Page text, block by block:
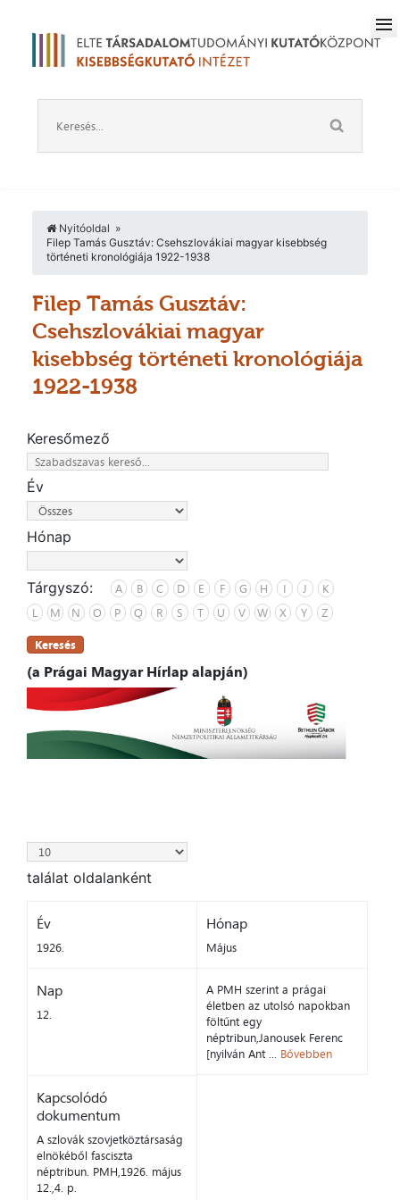
Nyitóoldal
Filep Tamás Gusztáv: Csehszlovákiai magyar kisebbség
történeti kronológiája 1922-1938
Filep Tamás Gusztáv:
Csehszlovákiai magyar
kisebbség történeti kronológiája
1922-1938
Keresőmező
Év
Hónap
Tárgyszó: A B C D E F G H I J
K
L
M N O P Q R S T U V W X Y Z
Keresés
(a Prágai Magyar Hírlap alapján)
találat oldalanként
Év
1926.
Hónap
Május
Nap
12.
A PMH szerint a prágai
életben az utolsó napokban
föltűnt egy
néptribun,Janousek Ferenc
[nyilván Ant ... Bővebben
Kapcsolódó
dokumentum
A szlovák szovjetköztársaság
elnökéből fasciszta
néptribun. PMH,1926. május
12.,4. p.